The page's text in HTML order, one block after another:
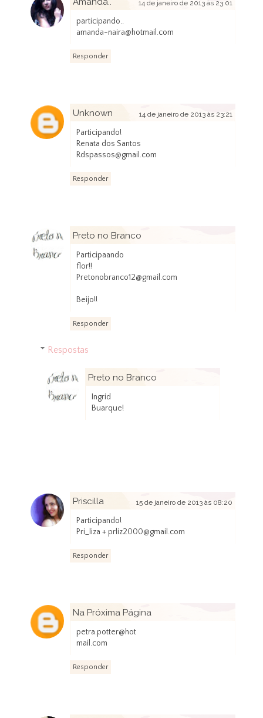
14 de janeiro de 2013 às 23:01
participando..
amanda-naira@hotmail.com
Responder
Unknown 14 de janeiro de 2013 às 23:21
Participando!
Renata dos Santos
Rdspassos@gmail.com
Responder
Preto no Branco
Participaando
flor!!
Pretonobranco12@gmail.com
Beijo!!
Responder
Respostas
Preto no Branco
Ingrid
Buarque!
Priscilla 15 de janeiro de 2013 às 08:20
Participando!
Pri_liza + prliz2000@gmail.com
Responder
Na Próxima Página
petra.potter@hot
mail.com
Responder